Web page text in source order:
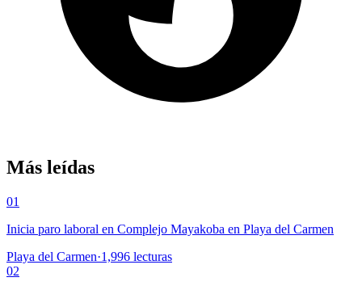
Más leídas
01
Inicia paro laboral en Complejo Mayakoba en Playa del Carmen
Playa del Carmen·1,996 lecturas
02